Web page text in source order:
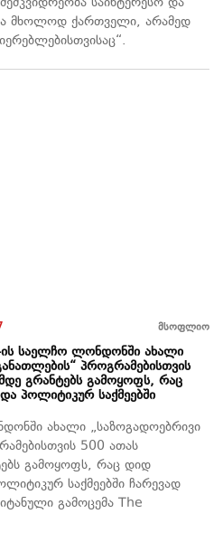
მხოლოდ ქართველი, არამედ
მსოფლიო
საელჩო ლონდონში ახალი
პროგრამებისთვის
გრანტებს გამოყოფს, რაც
პოლიტიკურ საქმეებში
ახალი „საზოგადოებრივი
500 ათას
გამოყოფს, რაც დიდ
საქმეებში ჩარევად
გამოცემა The